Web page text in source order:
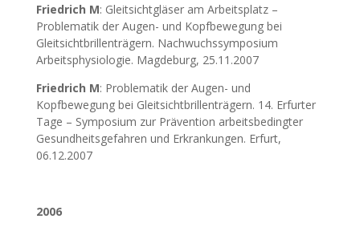
Friedrich M: Gleitsichtgläser am Arbeitsplatz –
Problematik der Augen- und Kopfbewegung bei
Gleitsichtbrillenträgern. Nachwuchssymposium
Arbeitsphysiologie. Magdeburg, 25.11.2007
Friedrich M: Problematik der Augen- und
Kopfbewegung bei Gleitsichtbrillenträgern. 14. Erfurter
Tage – Symposium zur Prävention arbeitsbedingter
Gesundheitsgefahren und Erkrankungen. Erfurt,
06.12.2007
2006